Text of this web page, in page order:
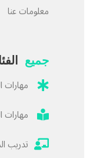
معلومات عنا
جميع
مهارات
مهارات
تدريب